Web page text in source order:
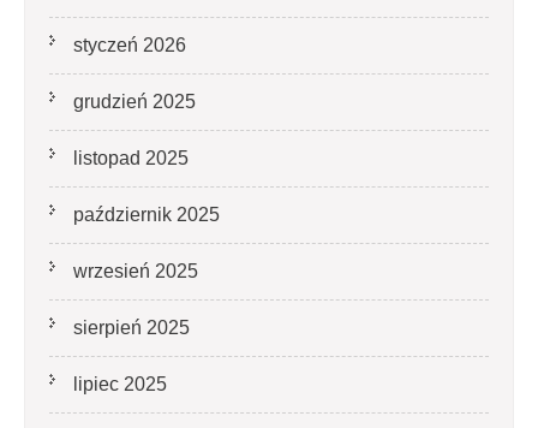
styczeń 2026
grudzień 2025
listopad 2025
październik 2025
wrzesień 2025
sierpień 2025
lipiec 2025